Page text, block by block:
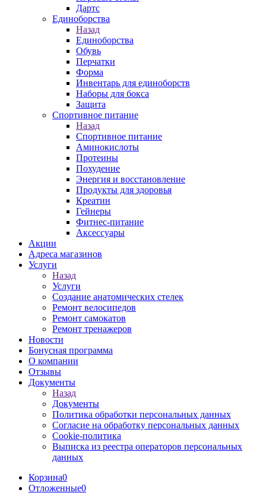
Дартс
Единоборства
Назад
Единоборства
Обувь
Перчатки
Форма
Инвентарь для единоборств
Наборы для бокса
Защита
Спортивное питание
Назад
Спортивное питание
Аминокислоты
Протеины
Похудение
Энергия и восстановление
Продукты для здоровья
Креатин
Гейнеры
Фитнес-питание
Аксессуары
Акции
Адреса магазинов
Услуги
Назад
Услуги
Создание анатомических стелек
Ремонт велосипедов
Ремонт самокатов
Ремонт тренажеров
Новости
Бонусная программа
О компании
Отзывы
Документы
Назад
Документы
Политика обработки персональных данных
Согласие на обработку персональных данных
Cookie-политика
Выписка из реестра операторов персональных
данных
Корзина0
Отложенные0